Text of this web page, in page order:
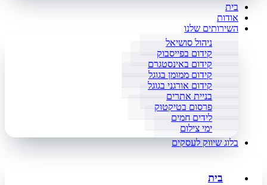
בית
אודות
השירותים שלנו
ניהול סושיאל
קידום בפייסבוק
קידום באינסטגרם
קידום ממומן בגוגל
קידום אורגני בגוגל
בניית אתרים
פרסום בטיקטוק
לידים חמים
ימי צילום
בלוג שיווק לעסקים
בית